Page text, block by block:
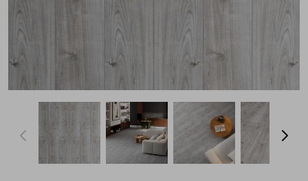
View larger imageView larger image View larger image